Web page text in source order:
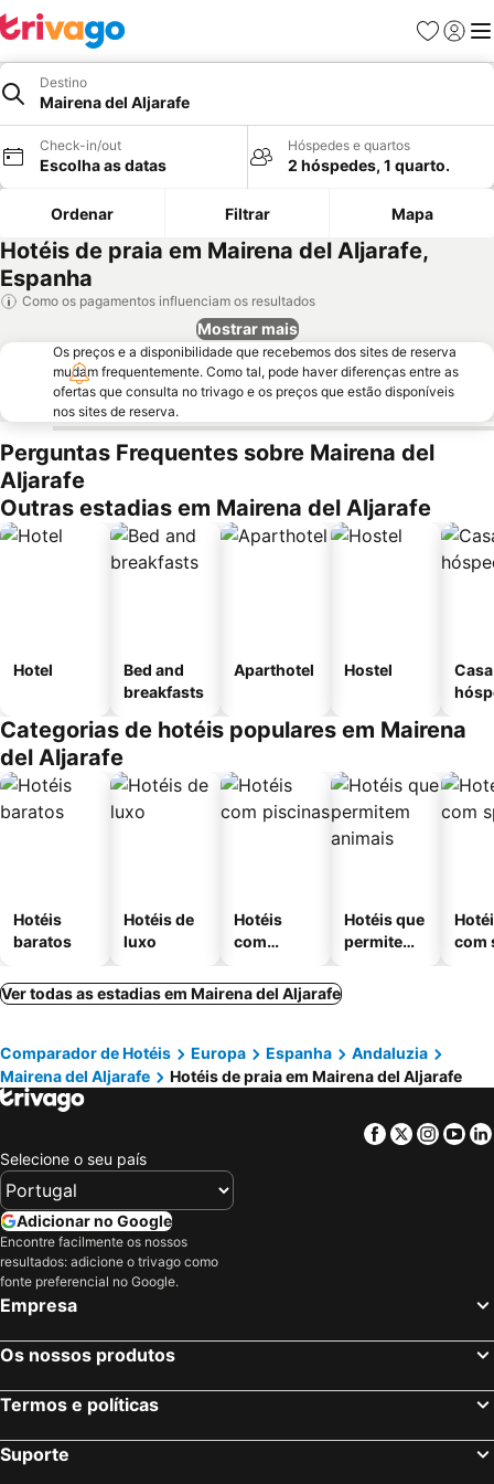
Favoritos
Iniciar
Destino
Mairena del Aljarafe
Check-in/out
Escolha as datas
Hóspedes e quartos
2 hóspedes, 1 quarto.
Ordenar Filtrar Mapa
Hotéis de praia em Mairena del Aljarafe,
Espanha
Como os pagamentos influenciam os resultados
Mostrar mais
Os preços e a disponibilidade que recebemos dos sites de reserva
mudam frequentemente. Como tal, pode haver diferenças entre as
ofertas que consulta no trivago e os preços que estão disponíveis
nos sites de reserva.
Perguntas Frequentes sobre Mairena del
Aljarafe
Outras estadias em Mairena del Aljarafe
Hotel
Bed and
breakfasts
Aparthotel Hostel
Categorias de hotéis populares em Mairena
del Aljarafe
Hotéis
baratos
Hotéis de
luxo
Hotéis
com
Hotéis que
permitem
com
Ver todas as estadias em Mairena del Aljarafe
Comparador de Hotéis Europa Espanha
Andaluzia
Mairena del Aljarafe
Hotéis de praia em Mairena del Aljarafe
Facebook
Twitter
Selecione o seu país
Adicionar no Google
Encontre facilmente os nossos
resultados: adicione o trivago como
fonte preferencial no Google.
Empresa
Os nossos produtos
Termos e políticas
Suporte